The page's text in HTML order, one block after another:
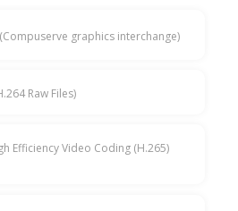
(Compuserve graphics interchange)
Raw Files)
Efficiency Video Coding (H.265)